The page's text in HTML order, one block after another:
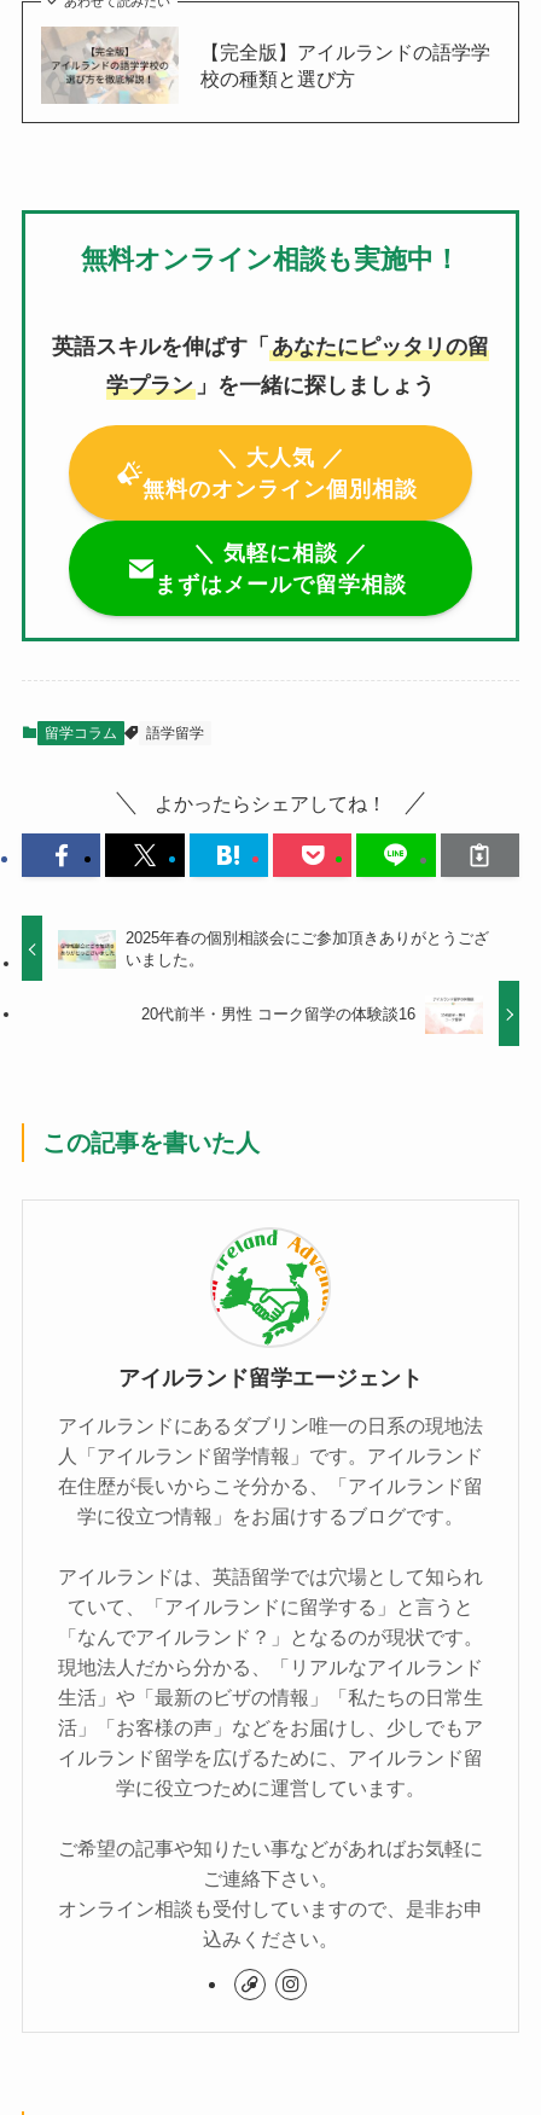
【完全版】アイルランドの語学学
校の種類と選び方
無料オンライン相談も実施中！
英語スキルを伸ばす「 あなたにピッタリの留
学プラン 」を一緒に探しましょう
＼ 大人気 ／
無料のオンライン個別相談
＼ 気軽に相談 ／
まずはメールで留学相談
留学コラム 語学留学
よかったらシェアしてね！
2025年春の個別相談会にご参加頂きありがとうござ
いました。
20代前半・男性 コーク留学の体験談16
この記事を書いた人
アイルランド留学エージェント
アイルランドにあるダブリン唯一の日系の現地法
人「アイルランド留学情報」です。アイルランド
在住歴が長いからこそ分かる、「アイルランド留
学に役立つ情報」をお届けするブログです。
アイルランドは、英語留学では穴場として知られ
ていて、「アイルランドに留学する」と言うと
「なんでアイルランド？」となるのが現状です。
現地法人だから分かる、「リアルなアイルランド
生活」や「最新のビザの情報」「私たちの日常生
活」「お客様の声」などをお届けし、少しでもア
イルランド留学を広げるために、アイルランド留
学に役立つために運営しています。
ご希望の記事や知りたい事などがあればお気軽に
ご連絡下さい。
オンライン相談も受付していますので、是非お申
込みください。